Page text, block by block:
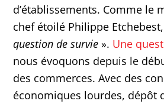
d’établissements. Comme le
chef étoilé Philippe
question de survie ». Une
nous évoquons depuis le
des commerces. Avec des
économiques lourdes, dépôt